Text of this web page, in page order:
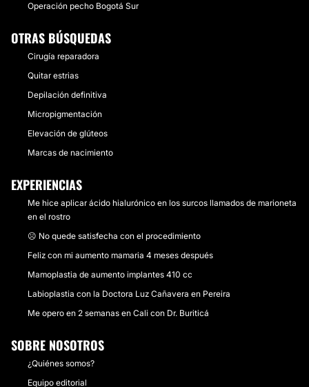
Operación pecho Bogotá Sur
OTRAS BÚSQUEDAS
Cirugía reparadora
Quitar estrias
Depilación definitiva
Micropigmentación
Elevación de glúteos
Marcas de nacimiento
EXPERIENCIAS
Me hice aplicar ácido hialurónico en los surcos llamados de marioneta
en el rostro
☹️ No quede satisfecha con el procedimiento
Feliz con mi aumento mamaria 4 meses después
Mamoplastia de aumento implantes 410 cc
Labioplastia con la Doctora Luz Cañavera en Pereira
Me opero en 2 semanas en Cali con Dr. Buriticá
SOBRE NOSOTROS
¿Quiénes somos?
Equipo editorial